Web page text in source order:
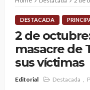
DESTACADA
2 de
masacre de
sus víctimas
Editorial Destacada